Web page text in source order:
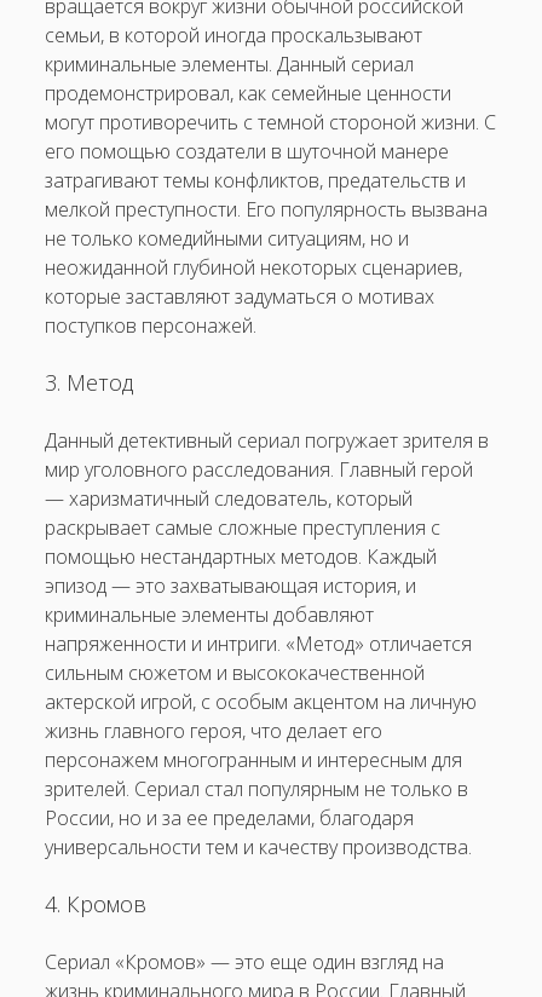
вращается вокруг жизни обычной российской
семьи, в которой иногда проскальзывают
криминальные элементы. Данный сериал
продемонстрировал, как семейные ценности
могут противоречить с темной стороной жизни. С
его помощью создатели в шуточной манере
затрагивают темы конфликтов, предательств и
мелкой преступности. Его популярность вызвана
не только комедийными ситуациям, но и
неожиданной глубиной некоторых сценариев,
которые заставляют задуматься о мотивах
поступков персонажей.
3. Метод
Данный детективный сериал погружает зрителя в
мир уголовного расследования. Главный герой
— харизматичный следователь, который
раскрывает самые сложные преступления с
помощью нестандартных методов. Каждый
эпизод — это захватывающая история, и
криминальные элементы добавляют
напряженности и интриги. «Метод» отличается
сильным сюжетом и высококачественной
актерской игрой, с особым акцентом на личную
жизнь главного героя, что делает его
персонажем многогранным и интересным для
зрителей. Сериал стал популярным не только в
России, но и за ее пределами, благодаря
универсальности тем и качеству производства.
4. Кромов
Сериал «Кромов» — это еще один взгляд на
жизнь криминального мира в России. Главный